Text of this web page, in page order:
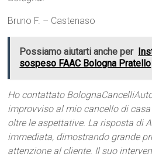
Bruno F. – Castenaso
Possiamo aiutarti anche per
sospeso FAAC Bologna Pratello
Ho contattato
improvviso al mio cancello di casa
oltre le aspettative. La risposta di
immediata, dimostrando grande
attenzione al cliente. Il suo